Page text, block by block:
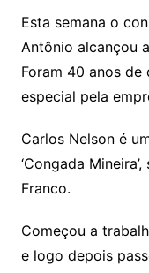
Esta semana o
Antônio alcançou
Foram 40 anos
especial pela
Carlos Nelson é
‘Congada
Franco.
Começou a
e logo depois